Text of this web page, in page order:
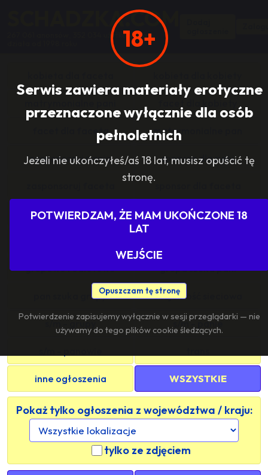
18+
Serwis zawiera materiały erotyczne
przeznaczone wyłącznie dla osób
pełnoletnich
Jeżeli nie ukończyłeś/aś 18 lat, musisz opuścić tę
stronę.
POTWIERDZAM, ŻE MAM UKOŃCZONE 18
LAT
WEJŚCIE
Opuszczam tę stronę
Potwierdzenie zapisujemy wyłącznie w sesji przeglądarki — nie
używamy do tego plików cookie śledzących.
SCHADZKA.COM
267 061 anonsów, 352 034 użytkowników,
facet dla faceta matrymonialne pan
zasponsoruj panią sponsor dla pani
sponsoring grupy agencje towarzyskie
grupowo i odlotowo grupa szuka pani
pan szuka grupy znajomość sieciowa
s/m - grupy s/m - panie
inne ogłoszenia WSZYSTKIE
Pokaż tylko ogłoszenia z województwa / kraju:
tylko ze zdjęciem